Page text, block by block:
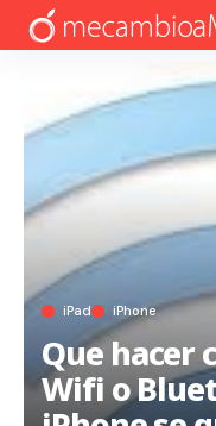
iPad iPhone
Que hacer
Wifi o